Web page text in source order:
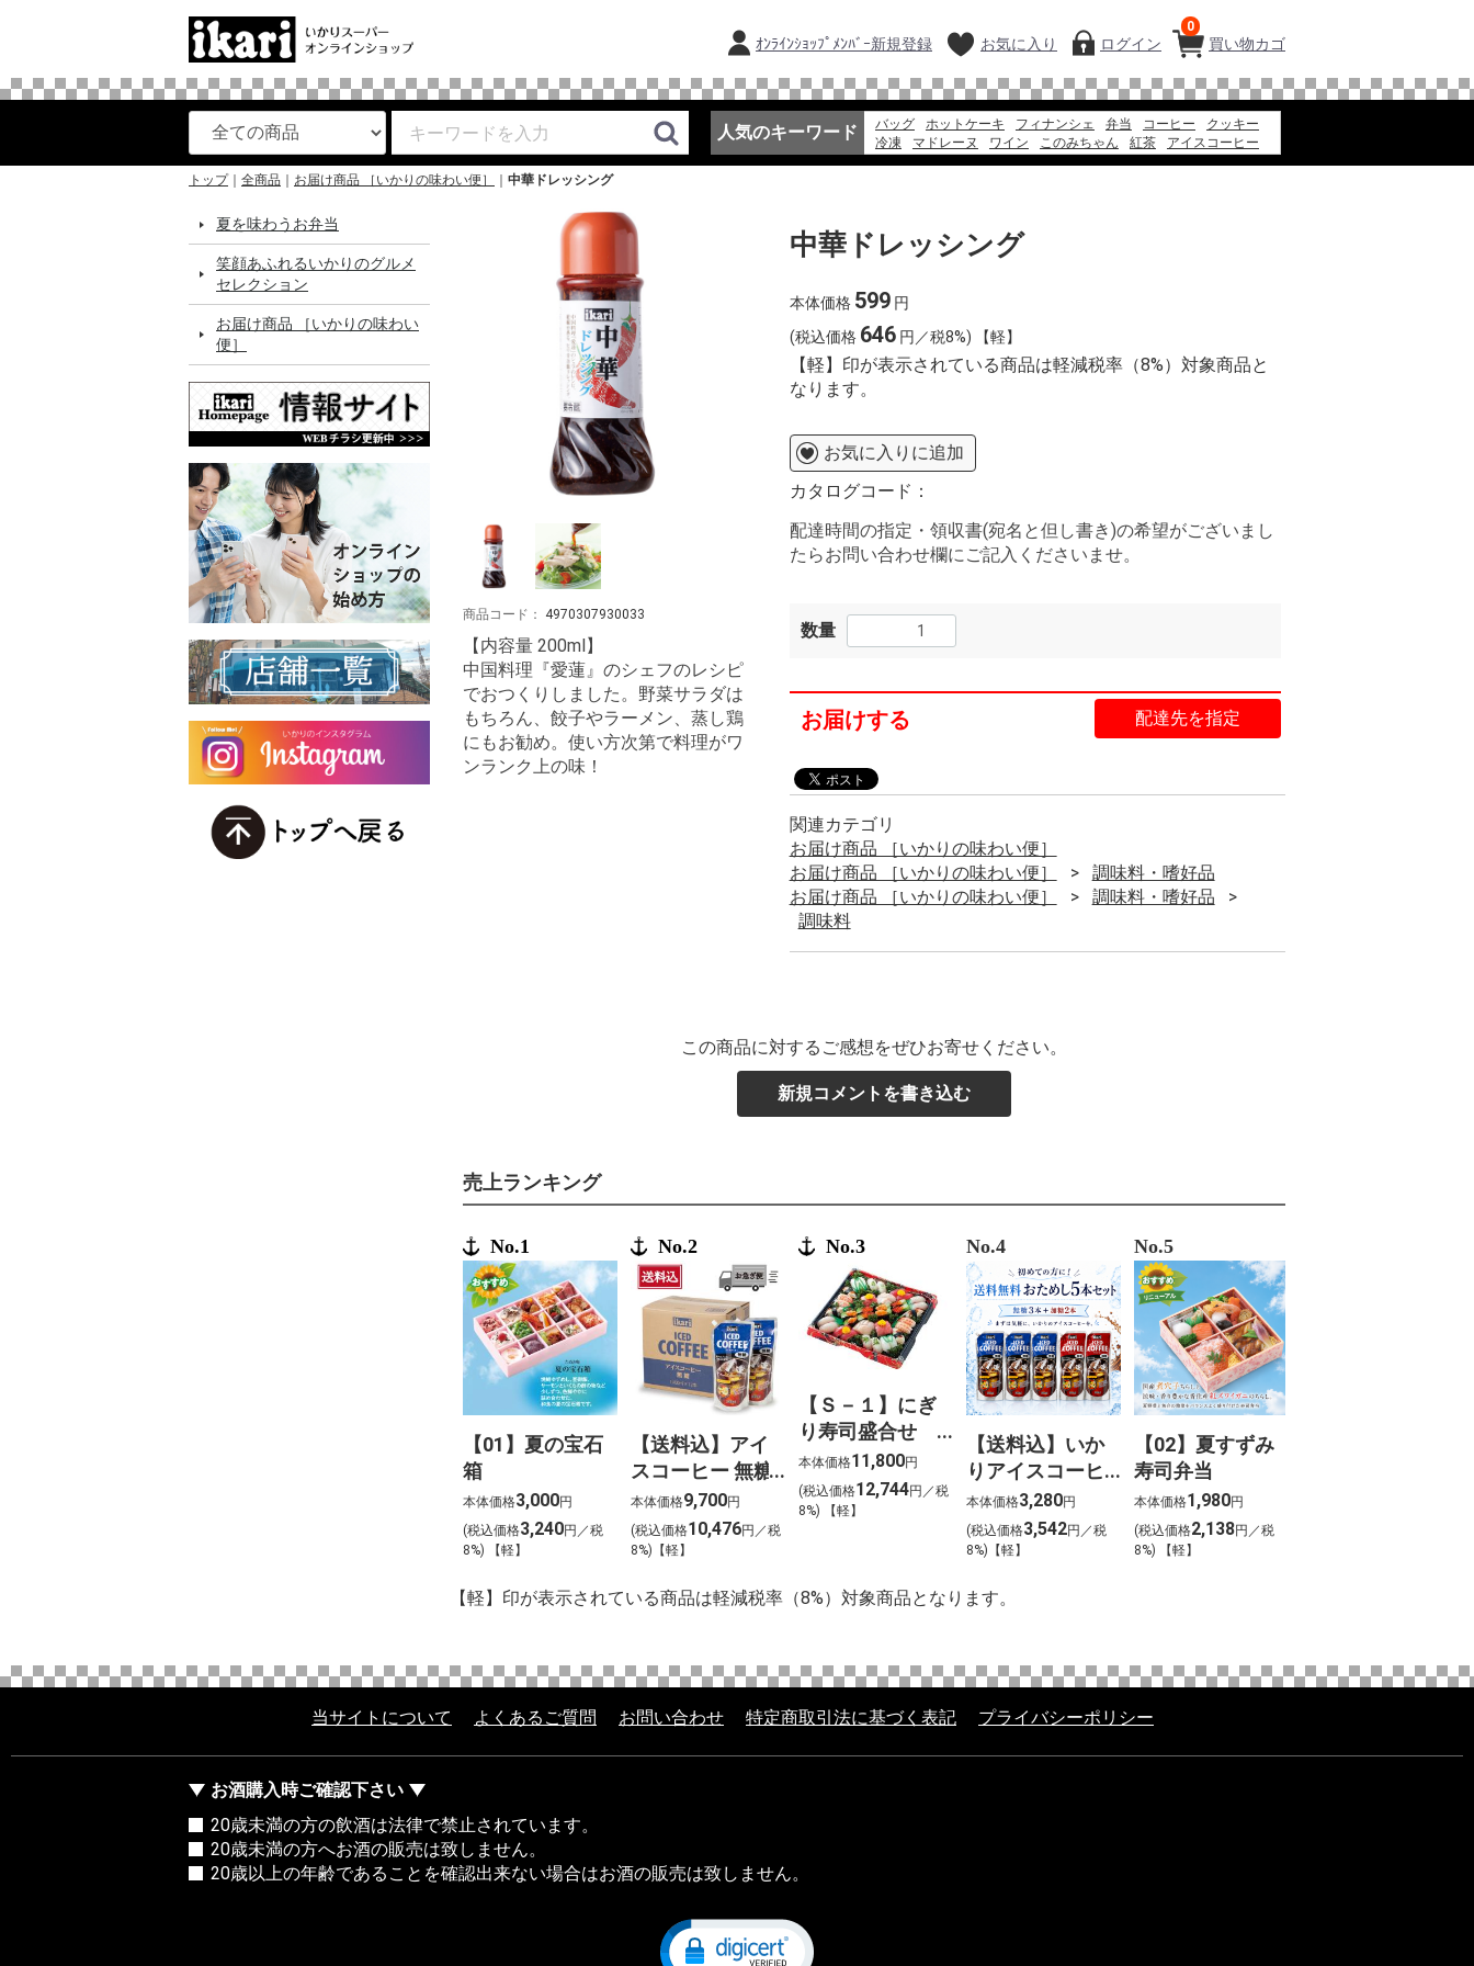
買い物カゴ
0
ｵﾝﾗｲﾝｼｮｯﾌﾟﾒﾝﾊﾞｰ新規登録 お気に入り ログイン
人気のキーワード バッグ ホットケーキ フィナンシェ 弁当 コーヒー
クッキー
冷凍
マドレーヌ ワイン このみちゃん 紅茶
アイスコーヒー
トップ 全商品 お届け商品 ［いかりの味わい便］ 中華ドレッシング
夏を味わうお弁当
笑顔あふれるいかりのグルメ
セレクション
お届け商品 ［いかりの味わい
便］
中華ドレッシング
本体価格 599円
(税込価格 646円／税8%) 【軽】
【軽】印が表示されている商品は軽減税率（8%）対象商品と
なります。
お気に入りに追加
カタログコード：
配達時間の指定・領収書(宛名と但し書き)の希望がございまし
たらお問い合わせ欄にご記入くださいませ。
数量
お届けする 配達先を指定
商品コード： 4970307930033
【内容量 200ml】
中国料理『愛蓮』のシェフのレシピ
でおつくりしました。野菜サラダは
もちろん、餃子やラーメン、蒸し鶏
にもお勧め。使い方次第で料理がワ
ンランク上の味！
関連カテゴリ
お届け商品 ［いかりの味わい便］
お届け商品 ［いかりの味わい便］
調味料・嗜好品
お届け商品 ［いかりの味わい便］
調味料・嗜好品
調味料
この商品に対するご感想をぜひお寄せください。
新規コメントを書き込む
売上ランキング
No.1
【01】夏の宝石
箱
本体価格3,000円
(税込価格3,240円／税
8%) 【軽】
No.2
【送料込】アイ
スコーヒー 無糖
〈ケース販売〉
本体価格9,700円
(税込価格10,476円／税
8%)【軽】
No.3
【Ｓ－１】にぎ
り寿司盛合せ
（上）〈４人
前〉
本体価格11,800円
(税込価格12,744円／税
8%) 【軽】
No.4
【送料込】いか
りアイスコーヒ
ー おためし5本セ
ット
本体価格3,280円
(税込価格3,542円／税
8%)【軽】
No.5
【02】夏すずみ
寿司弁当
本体価格1,980円
(税込価格2,138円／税
8%) 【軽】
【軽】印が表示されている商品は軽減税率（8%）対象商品となります。
当サイトについて よくあるご質問 お問い合わせ 特定商取引法に基づく表記 プライバシーポリシー
お酒購入時ご確認下さい
20歳未満の方の飲酒は法律で禁止されています。
20歳未満の方へお酒の販売は致しません。
20歳以上の年齢であることを確認出来ない場合はお酒の販売は致しません。